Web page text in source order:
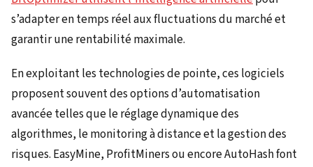
s’adapter en temps réel aux fluctuations du marché et
garantir une rentabilité maximale.
En exploitant les technologies de pointe, ces logiciels
proposent souvent des options d’automatisation
avancée telles que le réglage dynamique des
algorithmes, le monitoring à distance et la gestion des
risques. EasyMine, ProfitMiners ou encore AutoHash font